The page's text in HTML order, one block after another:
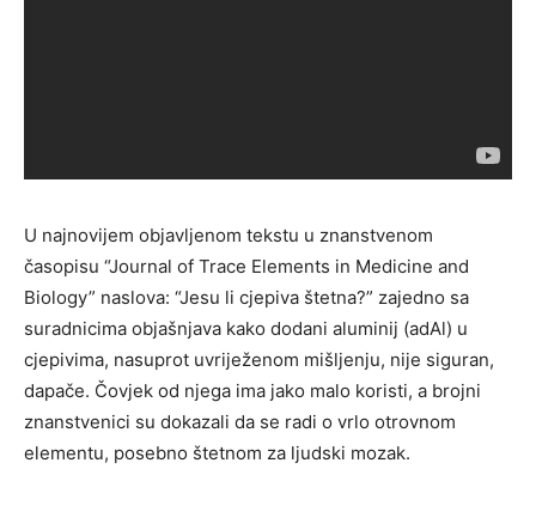
U najnovijem objavljenom tekstu u znanstvenom
časopisu “Journal of Trace Elements in Medicine and
Biology” naslova: “Jesu li cjepiva štetna?” zajedno sa
suradnicima objašnjava kako dodani aluminij (adAl) u
cjepivima, nasuprot uvriježenom mišljenju, nije siguran,
dapače. Čovjek od njega ima jako malo koristi, a brojni
znanstvenici su dokazali da se radi o vrlo otrovnom
elementu, posebno štetnom za ljudski mozak.